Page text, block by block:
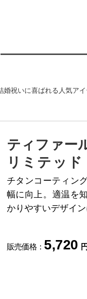
祝いに喜ばれる人気ア
ティファー
リミテッ
ｍ）
チタンコーティン
幅に向上。適温を
かりやすいデザイン
販売価格： 5,720